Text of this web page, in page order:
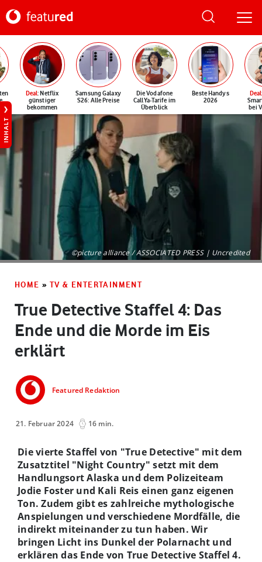
Deal: Netflix
günstiger
bekommen
Samsung Galaxy
S26: Alle Preise
Die Vodafone
CallYa-Tarife im
Überblick
Beste Handys
2026
Deal
bei
INHALT
©picture alliance / ASSOCIATED PRESS | Uncredited
HOME » TV & ENTERTAINMENT
True Detective Staffel 4: Das
Ende und die Morde im Eis
erklärt
Featured Redaktion
21. Februar 2024 16 min.
Die vierte Staffel von "True Detective" mit dem
Zusatztitel "Night Country" setzt mit dem
Handlungsort Alaska und dem Polizeiteam
Jodie Foster und Kali Reis einen ganz eigenen
Ton. Zudem gibt es zahlreiche mythologische
Anspielungen und verschiedene Mordfälle, die
indirekt miteinander zu tun haben. Wir
bringen Licht ins Dunkel der Polarnacht und
erklären das Ende von True Detective Staffel 4.